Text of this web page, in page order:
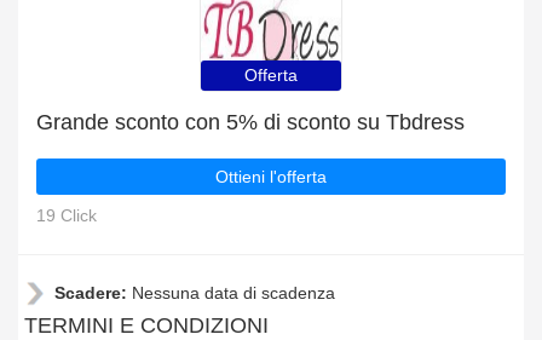
Offerta
Grande sconto con 5% di sconto su Tbdress
Ottieni l'offerta
19 Click
Scadere: Nessuna data di scadenza
TERMINI E CONDIZIONI